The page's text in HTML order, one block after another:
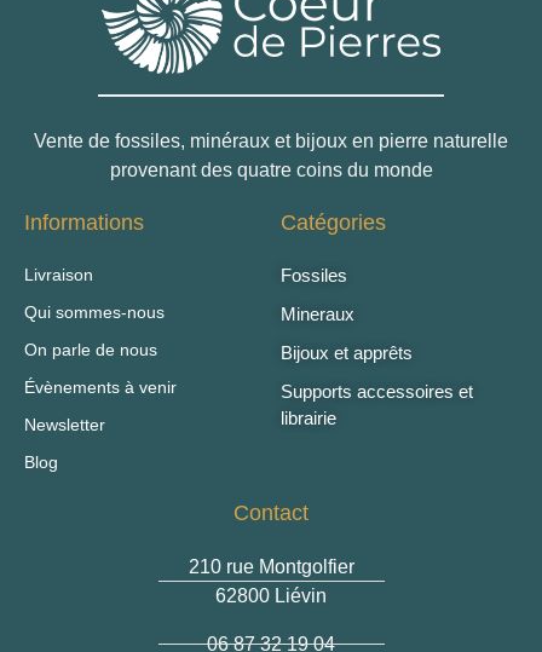
Vente de fossiles, minéraux et bijoux en pierre naturelle
provenant des quatre coins du monde
Informations
Livraison
Qui sommes-nous
On parle de nous
Évènements à venir
Newsletter
Blog
Catégories
Fossiles
Mineraux
Bijoux et apprêts
Supports accessoires et
librairie
Contact
210 rue Montgolfier
62800 Liévin
06 87 32 19 04